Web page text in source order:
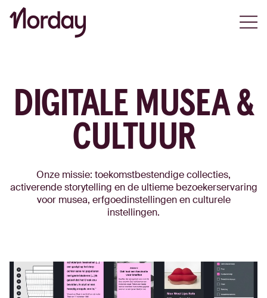
DIGITALE MUSEA &
CULTUUR
Onze missie: toekomstbestendige collecties,
activerende storytelling en de ultieme bezoekerservaring
voor musea, erfgoedinstellingen en culturele
instellingen.